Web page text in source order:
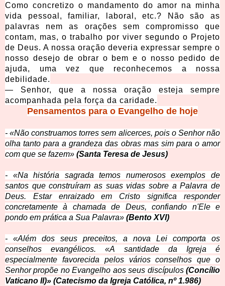
Como concretizo o mandamento do amor na minha
vida pessoal, familiar, laboral, etc.? Não são as
palavras nem as orações sem compromisso que
contam, mas, o trabalho por viver segundo o Projeto
de Deus. A nossa oração deveria expressar sempre o
nosso desejo de obrar o bem e o nosso pedido de
ajuda, uma vez que reconhecemos a nossa
debilidade.
— Senhor, que a nossa oração esteja sempre
acompanhada pela força da caridade.
Pensamentos para o Evangelho de hoje
- «Não construamos torres sem alicerces, pois o Senhor não
olha tanto para a grandeza das obras mas sim para o amor
com que se fazem» (Santa Teresa de Jesus)
- «Na história sagrada temos numerosos exemplos de
santos que construíram as suas vidas sobre a Palavra de
Deus. Estar enraizado em Cristo significa responder
concretamente à chamada de Deus, confiando n'Ele e
pondo em prática a Sua Palavra» (Bento XVI)
- «Além dos seus preceitos, a nova Lei comporta os
conselhos evangélicos. «A santidade da Igreja é
especialmente favorecida pelos vários conselhos que o
Senhor propõe no Evangelho aos seus discípulos (Concílio
Vaticano II)» (Catecismo da Igreja Católica, nº 1.986)